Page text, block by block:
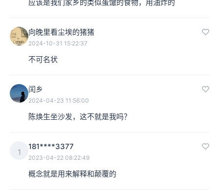
回到当时，有一个说法叫“新时期文学”，大约1977到1989
年，人们真的相信进入了新时期，但现在仍然使用这个概
期、新时代、新阶段出现。
本集编辑：天真 朵夫
应该是我们家乡的类似蛋馓的食物，用油炸的
向晚里看尘埃的猪猪
2024-10-31 15:22:37
不可名状
闰乡
2024-04-23 11:56:00
陈焕生坐沙发，这不就是我吗？
1
181****3377
2023-04-22 08:22:49
概念就是用来解释和颠覆的